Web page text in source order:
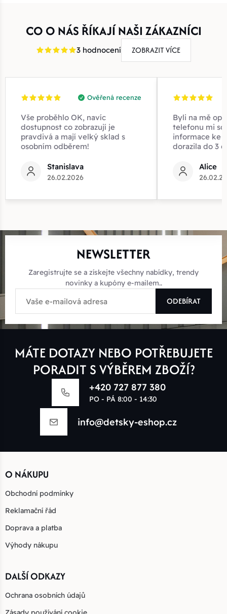
CO O NÁS ŘÍKAJÍ NAŠI ZÁKAZNÍCI
3 hodnocení ZOBRAZIT VÍCE
Ověřená recenze
Vše proběhlo OK, navíc
dostupnost co zobrazují je
pravdivá a mají velký sklad s
osobním odběrem!
Stanislava
26.02.2026
Byli na mě
telefonu mi
informace ke
dorazila do 3
Alice
NEWSLETTER
Zaregistrujte se a získejte všechny nabídky, trendy
novinky a kupóny e-mailem..
ODEBÍRAT
MÁTE DOTAZY NEBO POTŘEBUJETE
PORADIT S VÝBĚREM ZBOŽÍ?
+420 727 877 380
PO - PÁ 8:00 - 14:30
info@detsky-eshop.cz
O NÁKUPU
Obchodní podmínky
Reklamační řád
Doprava a platba
Výhody nákupu
DALŠÍ ODKAZY
Ochrana osobních údajů